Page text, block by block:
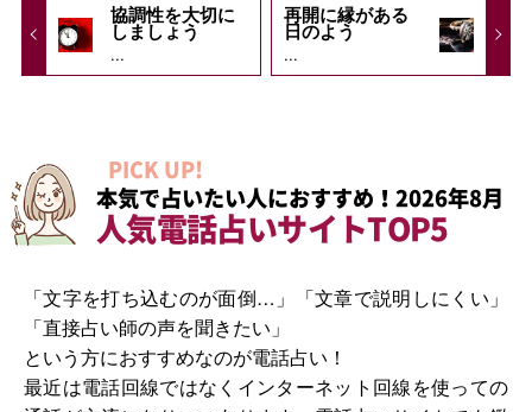
協調性を大切に
しましょう
...
再開に縁がある
日のよう
...
PICK UP!
本気で占いたい人におすすめ！2026年8月
人気電話占いサイトTOP5
「文字を打ち込むのが面倒…」「文章で説明しにくい」
「直接占い師の声を聞きたい」
という方におすすめなのが電話占い！
最近は電話回線ではなくインターネット回線を使っての